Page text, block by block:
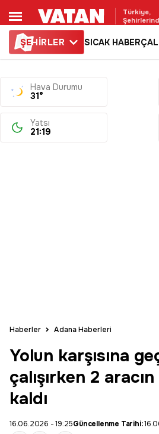
Türkiye,
ŞEHİRLER SICAK HABER
Hava Durumu
31°
Yatsı
21:19
Haberler Adana Haberleri
Yolun karşısına
çalışırken 2
kaldı
16.06.2026 - 19:25Güncellenme Tarihi: